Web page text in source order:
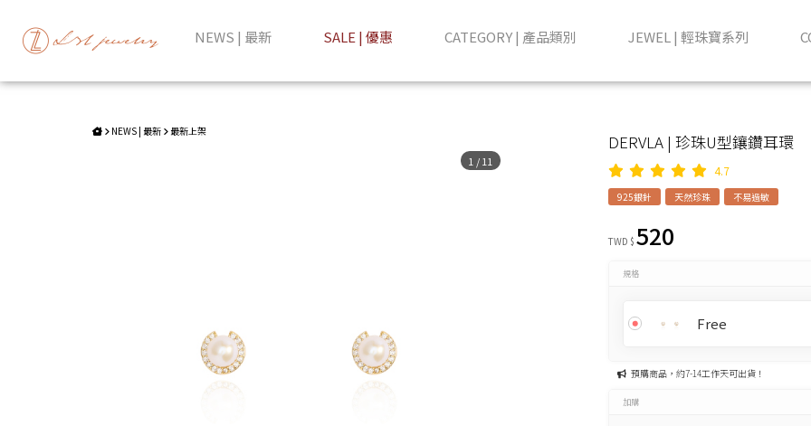
NEWS | 最新 SALE | 優惠 CATEGORY | 產品類別 JEWEL | 輕珠寶系列
NEWS | 最新 最新上架
1 / 11
DERVLA | 珍珠U型鑲鑽耳環
4.7
925銀針 天然珍珠 不易過敏
TWD $ 520
規格
Free
預購商品，約7-14工作天可出貨！
加購